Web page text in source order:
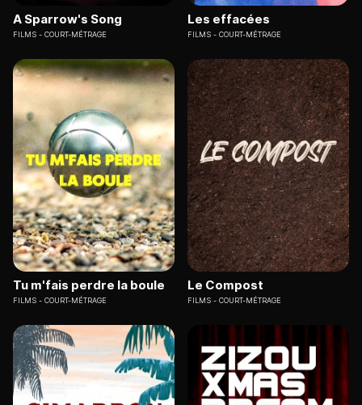
A Sparrow's Song
FILMS COURT-MÉTRAGE
Les effacées
FILMS COURT-MÉTRAGE
Tu m'fais perdre la boule
FILMS COURT-MÉTRAGE
Le Compost
FILMS COURT-MÉTRAGE